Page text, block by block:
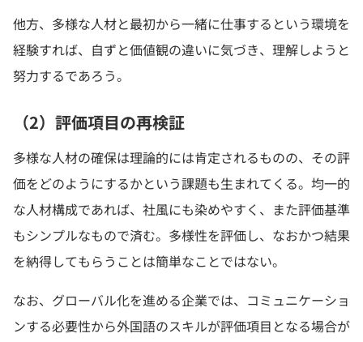
他方、多様な人材と最初から一緒に仕事するという環境を
経験すれば、自ずと価値観の違いに気づき、理解しようと
努力するであろう。
（2）評価項目の再検証
多様な人材の確保は理論的には肯定されるものの、その評
価をどのようにするかという課題も生まれてくる。均一的
な人材構成であれば、社風にも染めやすく、また評価基準
もシンプルなもので済む。多様性を評価し、なおかつ結果
を納得してもらうことは簡単なことではない。
なお、グローバル化を進める企業では、コミュニケーショ
ンする必要性から外国語のスキルが評価項目となる場合が